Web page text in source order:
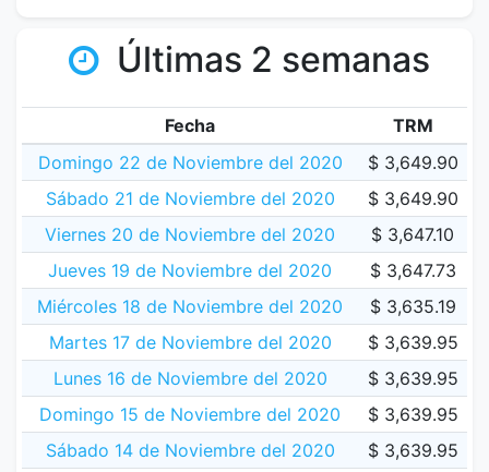
Últimas 2 semanas
Fecha
TRM
Domingo 22 de Noviembre del 2020
$ 3,649.90
Sábado 21 de Noviembre del 2020
$ 3,649.90
Viernes 20 de Noviembre del 2020
$ 3,647.10
Jueves 19 de Noviembre del 2020
$ 3,647.73
Miércoles 18 de Noviembre del 2020
$ 3,635.19
Martes 17 de Noviembre del 2020
$ 3,639.95
Lunes 16 de Noviembre del 2020
$ 3,639.95
Domingo 15 de Noviembre del 2020
$ 3,639.95
Sábado 14 de Noviembre del 2020
$ 3,639.95